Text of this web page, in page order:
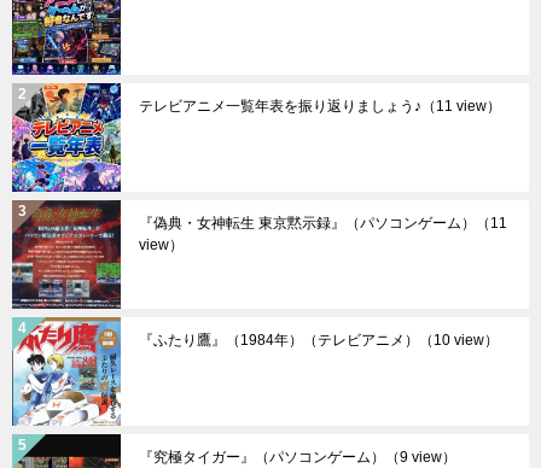
テレビアニメ一覧年表を振り返りましょう♪ （11 view）
『偽典・女神転生 東京黙示録』（パソコンゲーム）
（11
view）
『ふたり鷹』（1984年）（テレビアニメ） （10 view）
『究極タイガー』（パソコンゲーム） （9 view）